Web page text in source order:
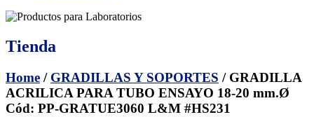
Tienda
Home / GRADILLAS Y SOPORTES / GRADILLA
ACRILICA PARA TUBO ENSAYO 18-20 mm.Ø
Cód: PP-GRATUE3060 L&M #HS231